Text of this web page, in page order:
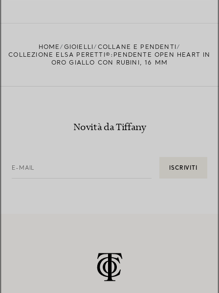
HOME GIOIELLI
COLLANE E PENDENTI
COLLEZIONE ELSA PERETTI®:PENDENTE OPEN HEART IN
ORO GIALLO CON RUBINI, 16 MM
Novità da Tiffany
E-MAIL ISCRIVITI